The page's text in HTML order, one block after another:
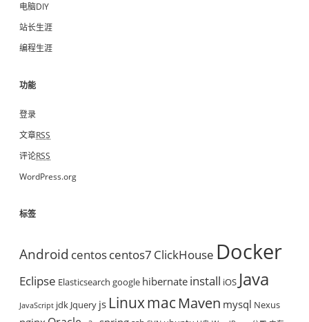
电脑DIY
站长生涯
编程生涯
功能
登录
文章RSS
评论RSS
WordPress.org
标签
Android centoscentos7 ClickHouse Docker
Eclipse Elasticsearch google hibernate install iOS Java
JavaScript jdk Jquery js LinuxmacMaven mysql Nexus